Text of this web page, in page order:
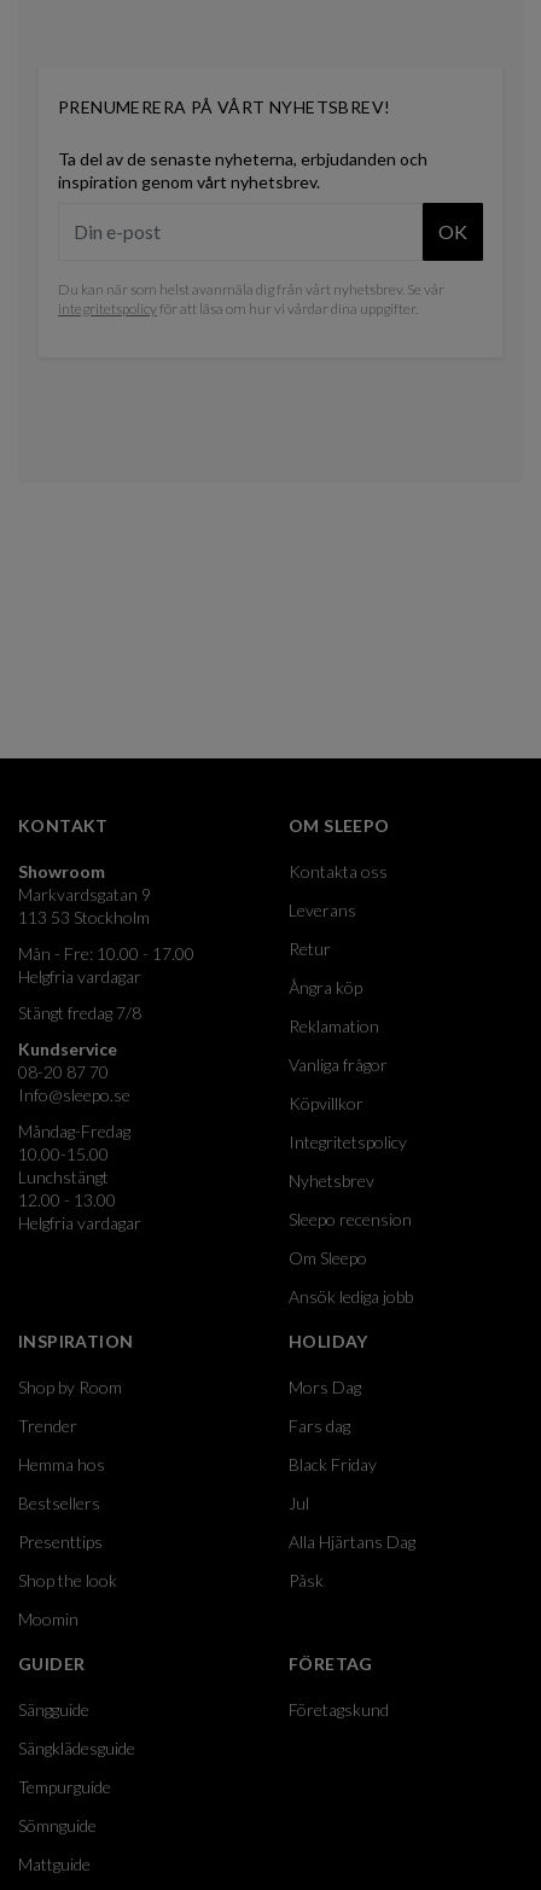
PRENUMERERA PÅ VÅRT NYHETSBREV!
Ta del av de senaste nyheterna, erbjudanden och
inspiration genom vårt nyhetsbrev.
OK
Du kan när som helst avanmäla dig från vårt nyhetsbrev. Se vår
integritetspolicyför att läsa om hur vi vårdar dina uppgifter.
KONTAKT
Showroom
Markvardsgatan 9
113 53 Stockholm
Mån - Fre: 10.00 - 17.00
Helgfria vardagar
Stängt fredag 7/8
Kundservice
08-20 87 70
Info@sleepo.se
Måndag-Fredag
10.00-15.00
Lunchstängt
12.00 - 13.00
Helgfria vardagar
OM SLEEPO
Kontakta oss
Leverans
Retur
Ångra köp
Reklamation
Vanliga frågor
Köpvillkor
Integritetspolicy
Nyhetsbrev
Sleepo recension
Om Sleepo
Ansök lediga jobb
INSPIRATION
Shop by Room
Trender
Hemma hos
Bestsellers
Presenttips
Shop the look
Moomin
HOLIDAY
Mors Dag
Fars dag
Black Friday
Jul
Alla Hjärtans Dag
Påsk
GUIDER
Sängguide
Sängklädesguide
Tempurguide
Sömnguide
Mattguide
FÖRETAG
Företagskund